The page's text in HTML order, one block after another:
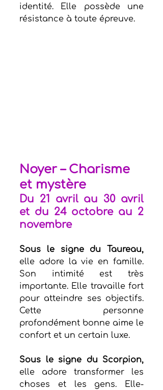
identité. Elle possède une
résistance à toute épreuve.
Noyer – Charisme
et mystère
Du 21 avril au 30 avril
et du 24 octobre au 2
novembre
Sous le signe du Taureau,
elle adore la vie en famille.
Son intimité est très
importante. Elle travaille fort
pour atteindre ses objectifs.
Cette personne
profondément bonne aime le
confort et un certain luxe.
Sous le signe du Scorpion,
elle adore transformer les
choses et les gens. Elle-